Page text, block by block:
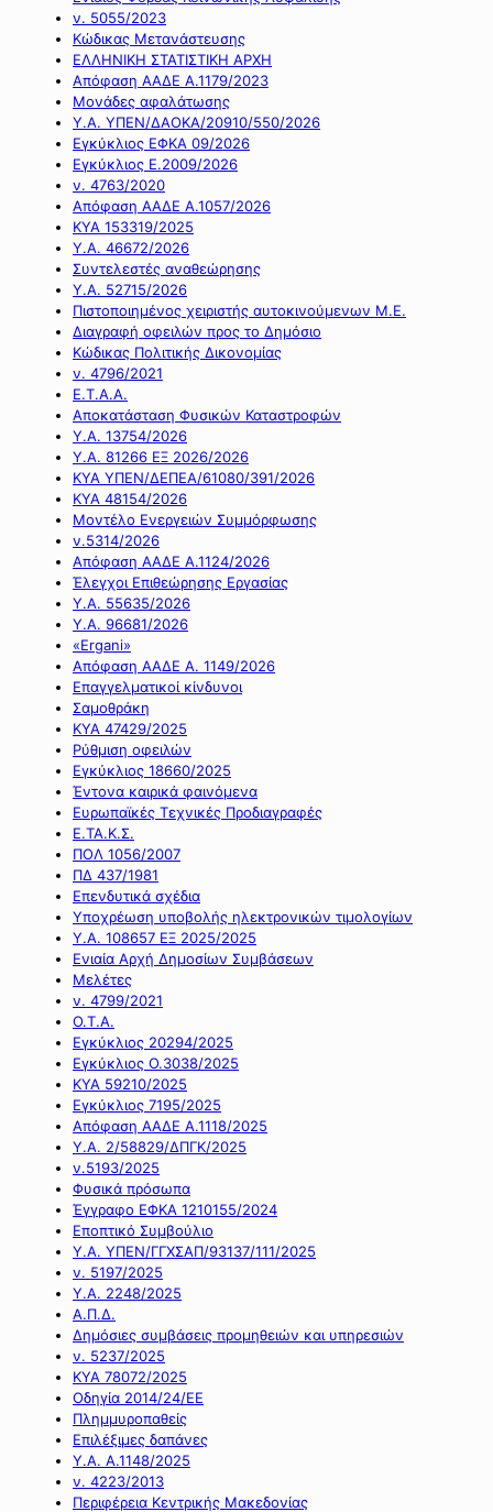
ν. 5055/2023
Κώδικας Μετανάστευσης
ΕΛΛΗΝΙΚΗ ΣΤΑΤΙΣΤΙΚΗ ΑΡΧΗ
Απόφαση ΑΑΔΕ Α.1179/2023
Μονάδες αφαλάτωσης
Υ.Α. ΥΠΕΝ/ΔΑΟΚΑ/20910/550/2026
Εγκύκλιος ΕΦΚΑ 09/2026
Εγκύκλιος Ε.2009/2026
ν. 4763/2020
Απόφαση ΑΑΔΕ Α.1057/2026
ΚΥΑ 153319/2025
Υ.Α. 46672/2026
Συντελεστές αναθεώρησης
Υ.Α. 52715/2026
Πιστοποιημένος χειριστής αυτοκινούμενων Μ.Ε.
Διαγραφή οφειλών προς το Δημόσιο
Κώδικας Πολιτικής Δικονομίας
ν. 4796/2021
Ε.Τ.Α.Α.
Αποκατάσταση Φυσικών Καταστροφών
Υ.Α. 13754/2026
Υ.Α. 81266 ΕΞ 2026/2026
ΚΥΑ ΥΠΕΝ/ΔΕΠΕΑ/61080/391/2026
ΚΥΑ 48154/2026
Μοντέλο Ενεργειών Συμμόρφωσης
ν.5314/2026
Απόφαση ΑΑΔΕ Α.1124/2026
Έλεγχοι Επιθεώρησης Εργασίας
Υ.Α. 55635/2026
Υ.Α. 96681/2026
«Ergani»
Απόφαση ΑΑΔΕ Α. 1149/2026
Επαγγελματικοί κίνδυνοι
Σαμοθράκη
ΚΥΑ 47429/2025
Ρύθμιση οφειλών
Εγκύκλιος 18660/2025
Έντονα καιρικά φαινόμενα
Ευρωπαϊκές Τεχνικές Προδιαγραφές
Ε.ΤΑ.Κ.Σ.
ΠΟΛ 1056/2007
ΠΔ 437/1981
Επενδυτικά σχέδια
Υποχρέωση υποβολής ηλεκτρονικών τιμολογίων
Υ.Α. 108657 ΕΞ 2025/2025
Ενιαία Αρχή Δημοσίων Συμβάσεων
Μελέτες
ν. 4799/2021
Ο.Τ.Α.
Εγκύκλιος 20294/2025
Εγκύκλιος Ο.3038/2025
ΚΥΑ 59210/2025
Εγκύκλιος 7195/2025
Απόφαση ΑΑΔΕ Α.1118/2025
Υ.Α. 2/58829/ΔΠΓΚ/2025
ν.5193/2025
Φυσικά πρόσωπα
Έγγραφο ΕΦΚΑ 1210155/2024
Εποπτικό Συμβούλιο
Υ.Α. ΥΠΕΝ/ΓΓΧΣΑΠ/93137/111/2025
ν. 5197/2025
Υ.Α. 2248/2025
Α.Π.Δ.
Δημόσιες συμβάσεις προμηθειών και υπηρεσιών
ν. 5237/2025
ΚΥΑ 78072/2025
Οδηγία 2014/24/ΕΕ
Πλημμυροπαθείς
Επιλέξιμες δαπάνες
Υ.Α. Α.1148/2025
ν. 4223/2013
Περιφέρεια Κεντρικής Μακεδονίας